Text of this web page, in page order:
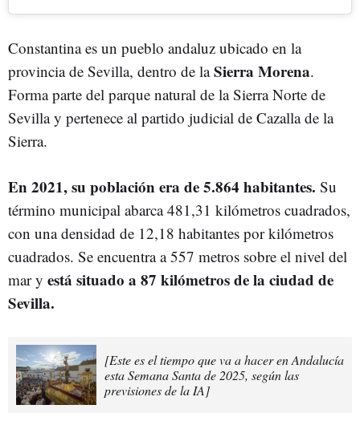
Constantina es un pueblo andaluz ubicado en la
provincia de Sevilla, dentro de laSierra Morena.
Forma parte del parque natural de la Sierra Norte de
Sevilla y pertenece al partido judicial de Cazalla de la
Sierra.
En 2021, su población era de 5.864 habitantes. Su
término municipal abarca 481,31 kilómetros cuadrados,
con una densidad de 12,18 habitantes por kilómetros
cuadrados. Se encuentra a 557 metros sobre el nivel del
mar y está situado a 87 kilómetros de la ciudad de
Sevilla.
[Este es el tiempo que va a hacer en Andalucía
esta Semana Santa de 2025, según las
previsiones de la IA]